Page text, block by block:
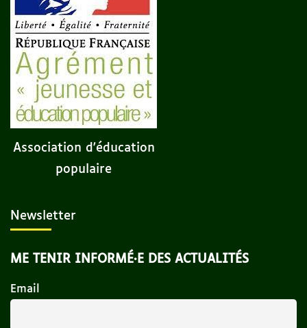
Association d'éducation
populaire
Newsletter
ME TENIR INFORMÉ·E DES ACTUALITÉS
Email